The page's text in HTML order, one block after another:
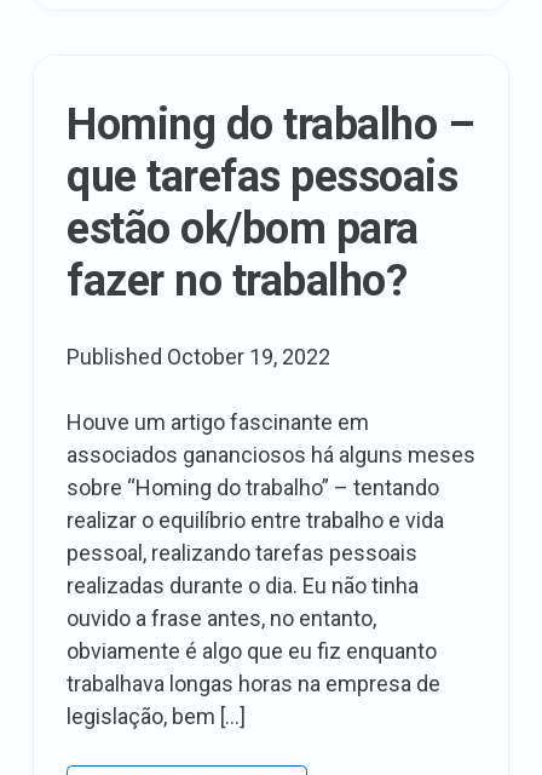
tamanho
!!!
Homing do trabalho –
que tarefas pessoais
estão ok/bom para
fazer no trabalho?
Published October 19, 2022
Houve um artigo fascinante em
associados gananciosos há alguns meses
sobre “Homing do trabalho” – tentando
realizar o equilíbrio entre trabalho e vida
pessoal, realizando tarefas pessoais
realizadas durante o dia. Eu não tinha
ouvido a frase antes, no entanto,
obviamente é algo que eu fiz enquanto
trabalhava longas horas na empresa de
legislação, bem […]